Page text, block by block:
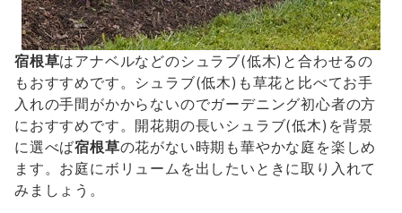
宿根草はアナベルなどのシュラブ(低木)と合わせるの
もおすすめです。シュラブ(低木)も草花と比べてお手
入れの手間がかからないのでガーデニング初心者の方
におすすめです。開花期の長いシュラブ(低木)を背景
に選べば宿根草の花がない時期も華やかな庭を楽しめ
ます。お庭にボリュームを出したいときに取り入れて
みましょう。